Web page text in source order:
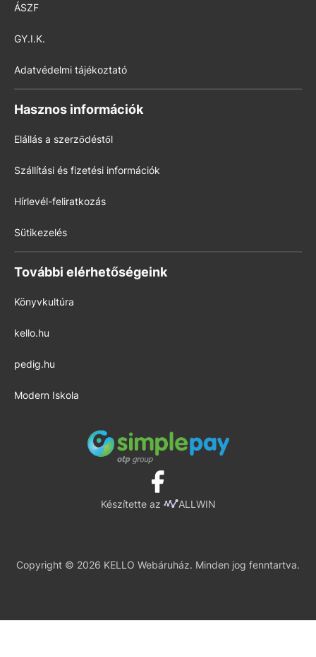
ÁSZF
GY.I.K.
Adatvédelmi tájékoztató
Hasznos információk
Elállás a szerződéstől
Szállítási és fizetési információk
Hírlevél-feliratkozás
Sütikezelés
További elérhetőségeink
Könyvkultúra
kello.hu
pedig.hu
Modern Iskola
Készítette az ALLWIN
Copyright © 2026 KELLO Webáruház. Minden jog fenntartva.